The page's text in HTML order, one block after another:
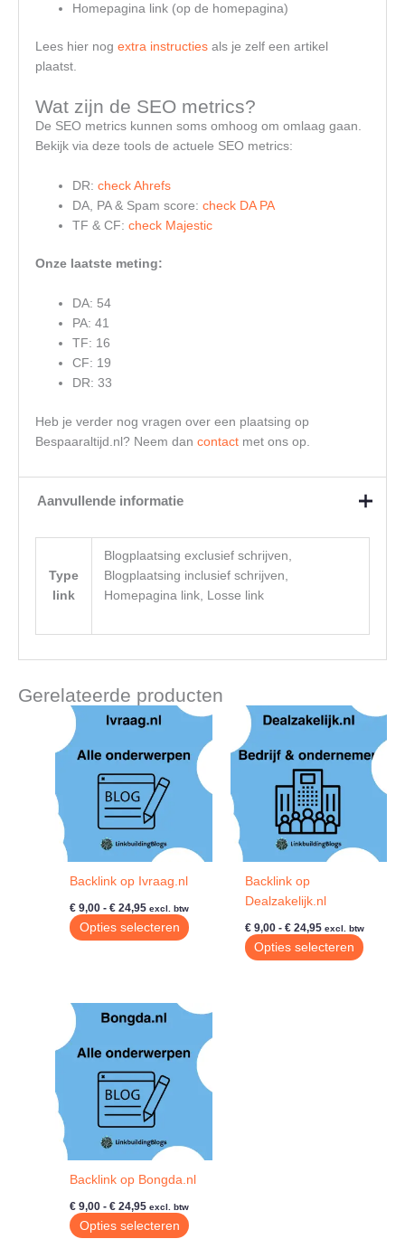
Homepagina link (op de homepagina)
Lees hier nog extra instructiesals je zelf een artikel
plaatst.
Wat zijn de SEO metrics?
De SEO metrics kunnen soms omhoog om omlaag gaan.
Bekijk via deze tools de actuele SEO metrics:
DR: check Ahrefs
DA, PA & Spam score: check DA PA
TF & CF: check Majestic
Onze laatste meting:
DA: 54
PA: 41
TF: 16
CF: 19
DR: 33
Heb je verder nog vragen over een plaatsing op
Bespaaraltijd.nl? Neem dan contactmet ons op.
Aanvullende informatie
Type
link
Blogplaatsing exclusief schrijven,
Blogplaatsing inclusief schrijven,
Homepagina link, Losse link
Gerelateerde producten
Backlink op Ivraag.nl
€ 9,00 - € 24,95 Prijsklasse:
€ 9,00
tot
excl. btw
Opties selecteren
Dit
optie
gekozen
de
Backlink op
Dealzakelijk.nl
€9,00 - €24,95Prijsklasse:
€ 9,00
tot
excl. btw
Opties selecteren
Dit
Backlink op Bongda.nl
€ 9,00 - € 24,95 Prijsklasse:
€ 9,00
tot
excl. btw
Opties selecteren
Dit